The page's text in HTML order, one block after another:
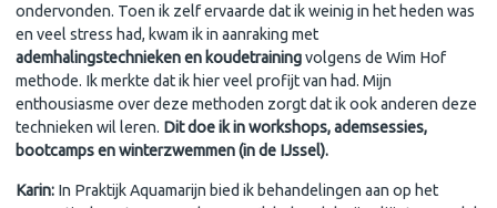
ondervonden. Toen ik zelf ervaarde dat ik weinig in het heden was
en veel stress had, kwam ik in aanraking met
ademhalingstechnieken en koudetrainingvolgens de Wim Hof
methode. Ik merkte dat ik hier veel profijt van had. Mijn
enthousiasme over deze methoden zorgt dat ik ook anderen deze
technieken wil leren. Dit doe ik in workshops, ademsessies,
bootcamps en winterzwemmen (in de IJssel).
Karin: In Praktijk Aquamarijn bied ik behandelingen aan op het